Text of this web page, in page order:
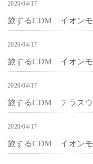
2026/04/17
旅するCDM イオン
2026/04/17
旅するCDM イオン
2026/04/17
旅するCDM テラス
2026/04/17
旅するCDM イオン